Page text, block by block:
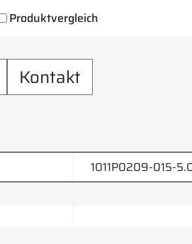
Produktvergleich
Kontakt
1011P0209-015-